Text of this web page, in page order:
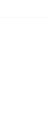
ancianos